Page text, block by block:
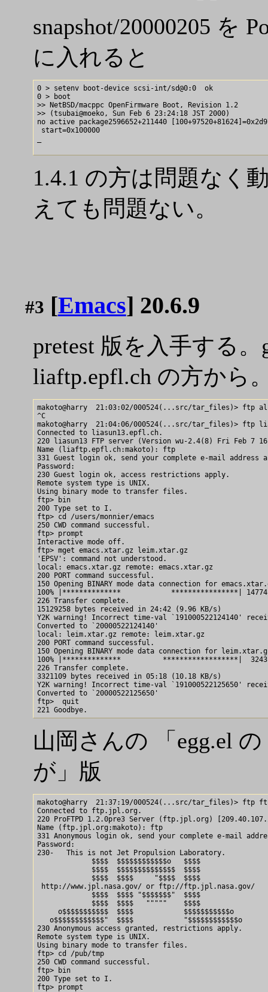
snapshot/20000205 を
に入れると
0 > setenv boot-device scsi-int/sd@0:0  ok
0 > boot
>> NetBSD/macppc OpenFirmware Boot, Revision 1.2
>> (tsubai@moeko, Sun Feb 6 23:24:18 JST 2000)
no active package2596652+211440
start=0x100000
1.4.1 の方は問題なく
えても問題ない。
#3 [Emacs] 20.6.9
pretest 版を入手する
liaftp.epfl.ch の方から
makoto@harry  21:03:02/000524(...src/tar_files)> ftp
^C
makoto@harry  21:04:06/000524(...src/tar_files)> ftp
Connected to liasun13.epfl.ch.
220 liasun13 FTP server (Version wu-2.4(8) Fri Feb 7
Name (liaftp.epfl.ch:makoto): ftp
331 Guest login ok, send your complete e-mail address
Password:
230 Guest login ok, access restrictions apply.
Remote system type is UNIX.
Using binary mode to transfer files.
ftp> bin
200 Type set to I.
ftp> cd /users/monnier/emacs
250 CWD command successful.
ftp> prompt
Interactive mode off.
ftp> mget emacs.xtar.gz leim.xtar.gz
'EPSV': command not understood.
local: emacs.xtar.gz remote: emacs.xtar.gz
200 PORT command successful.
150 Opening BINARY mode data connection for
100% |**************            ****************| 14774
226 Transfer complete.
15129258 bytes received in 24:42 (9.96 KB/s)
Y2K warning! Incorrect time-val `191000522124140'
Converted to `20000522124140'
local: leim.xtar.gz remote: leim.xtar.gz
200 PORT command successful.
150 Opening BINARY mode data connection for
100% |**************          ******************|  3243
226 Transfer complete.
3321109 bytes received in 05:18 (10.18 KB/s)
Y2K warning! Incorrect time-val `191000522125650'
Converted to `20000522125650'
ftp>  quit
山岡さんの 「egg.el
が」版
makoto@harry  21:37:19/000524(...src/tar_files)> ftp
Connected to ftp.jpl.org.
220 ProFTPD 1.2.0pre3 Server (ftp.jpl.org)
Name (ftp.jpl.org:makoto): ftp
331 Anonymous login ok, send your complete e-mail
Password:
230-   This is not Jet Propulsion Laboratory.
             $$$$  $$$$$$$$$$$$o   $$$$
             $$$$  $$$$$$$$$$$$$$  $$$$
             $$$$  $$$$     "$$$$  $$$$
http://www.jpl.nasa.gov/ or ftp://ftp.jpl.nasa.gov/
             $$$$  $$$$ "$$$$$$$"  $$$$
             $$$$  $$$$   """""    $$$$
     o$$$$$$$$$$$  $$$$            $$$$$$$$$$$o
   o$$$$$$$$$$$$"  $$$$            "$$$$$$$$$$$$o
230 Anonymous access granted, restrictions apply.
Remote system type is UNIX.
Using binary mode to transfer files.
ftp> cd /pub/tmp
250 CWD command successful.
ftp> bin
200 Type set to I.
ftp> prompt